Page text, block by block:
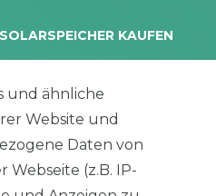
SOLARSPEICHER KAUFEN
10 kWh Batteriespeicher
Solplanet Batteriespeicher
Growatt Speicher
Trina Solar Speicher
ZUBEHÖR
und ähnliche
Website und
Daten von
Webseite (z.B. IP-